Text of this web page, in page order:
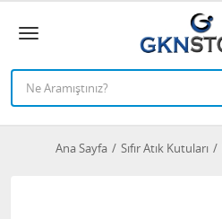
Ana Sayfa Sıfır Atık Kutuları